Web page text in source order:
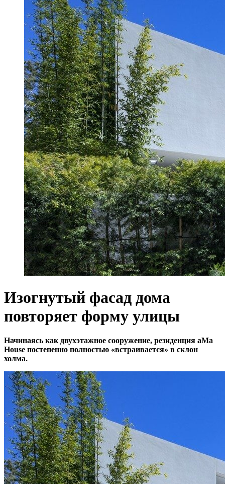
Изогнутый фасад дома
повторяет форму улицы
Начинаясь как двухэтажное сооружение, резиденция aMa
House постепенно полностью «встраивается» в склон
холма.